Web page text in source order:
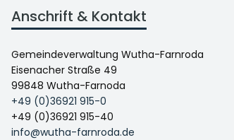
Anschrift & Kontakt
Gemeindeverwaltung Wutha-Farnroda
Eisenacher Straße 49
99848 Wutha-Farnoda
+49 (0)36921 915-0
+49 (0)36921 915-40
info@wutha-farnroda.de